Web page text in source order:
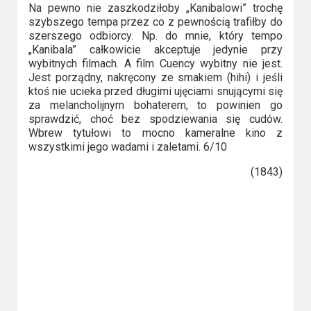
Na pewno nie zaszkodziłoby „Kanibalowi” trochę
szybszego tempa przez co z pewnością trafiłby do
szerszego odbiorcy. Np. do mnie, który tempo
„Kanibala” całkowicie akceptuje jedynie przy
wybitnych filmach. A film Cuency wybitny nie jest.
Jest porządny, nakręcony ze smakiem (hihi) i jeśli
ktoś nie ucieka przed długimi ujęciami snującymi się
za melancholijnym bohaterem, to powinien go
sprawdzić, choć bez spodziewania się cudów.
Wbrew tytułowi to mocno kameralne kino z
wszystkimi jego wadami i zaletami. 6/10
(1843)